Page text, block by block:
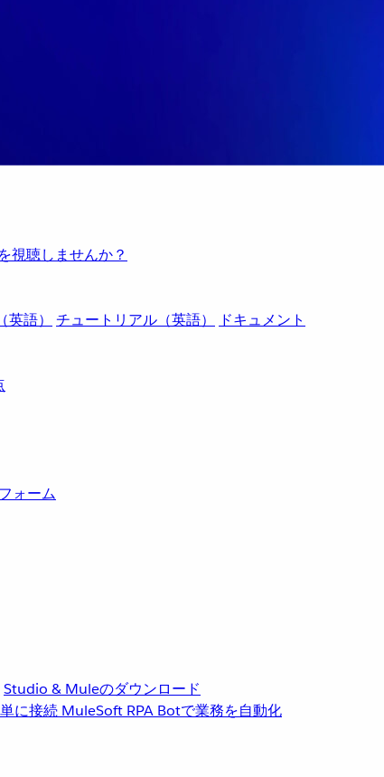
視聴しませんか？
英語） チュートリアル（英語）
ドキュメント
ォーム
Studio & Muleのダウンロード
に接続 MuleSoft RPA Botで業務を自動化